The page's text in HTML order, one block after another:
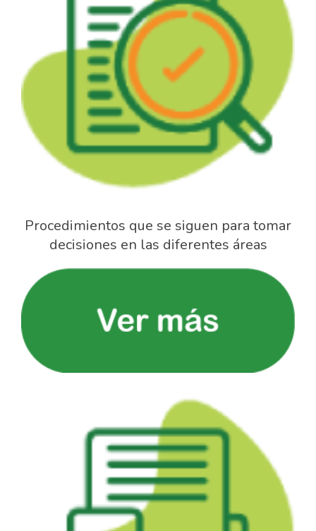
Procedimientos que se siguen para tomar
decisiones en las diferentes áreas